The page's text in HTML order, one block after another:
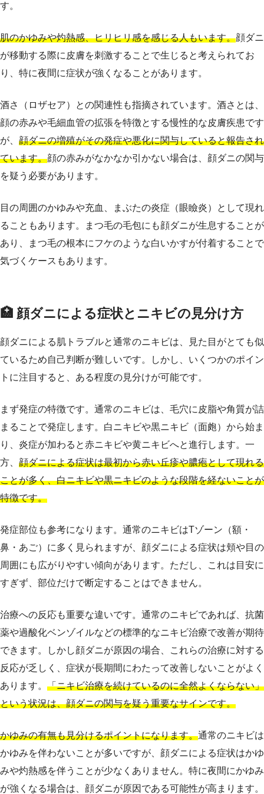
す。
肌のかゆみや灼熱感、ヒリヒリ感を感じる人もいます。顔ダニ
が移動する際に皮膚を刺激することで生じると考えられてお
り、特に夜間に症状が強くなることがあります。
酒さ（ロザセア）との関連性も指摘されています。酒さとは、
顔の赤みや毛細血管の拡張を特徴とする慢性的な皮膚疾患です
が、 顔ダニの増殖がその発症や悪化に関与していると報告され
ています。顔の赤みがなかなか引かない場合は、顔ダニの関与
を疑う必要があります。
目の周囲のかゆみや充血、まぶたの炎症（眼瞼炎）として現れ
ることもあります。まつ毛の毛包にも顔ダニが生息することが
あり、まつ毛の根本にフケのような白いかすが付着することで
気づくケースもあります。
🏥 顔ダニによる症状とニキビの見分け方
顔ダニによる肌トラブルと通常のニキビは、見た目がとても似
ているため自己判断が難しいです。しかし、いくつかのポイン
トに注目すると、ある程度の見分けが可能です。
まず発症の特徴です。通常のニキビは、毛穴に皮脂や角質が詰
まることで発症します。白ニキビや黒ニキビ（面皰）から始ま
り、炎症が加わると赤ニキビや黄ニキビへと進行します。一
方、 顔ダニによる症状は最初から赤い丘疹や膿疱として現れる
ことが多く、白ニキビや黒ニキビのような段階を経ないことが
特徴です。
発症部位も参考になります。通常のニキビはTゾーン（額・
鼻・あご）に多く見られますが、顔ダニによる症状は頬や目の
周囲にも広がりやすい傾向があります。ただし、これは目安に
すぎず、部位だけで断定することはできません。
治療への反応も重要な違いです。通常のニキビであれば、抗菌
薬や過酸化ベンゾイルなどの標準的なニキビ治療で改善が期待
できます。しかし顔ダニが原因の場合、これらの治療に対する
反応が乏しく、症状が長期間にわたって改善しないことがよく
あります。 「ニキビ治療を続けているのに全然よくならない」
という状況は、顔ダニの関与を疑う重要なサインです。
かゆみの有無も見分けるポイントになります。通常のニキビは
かゆみを伴わないことが多いですが、顔ダニによる症状はかゆ
みや灼熱感を伴うことが少なくありません。特に夜間にかゆみ
が強くなる場合は、顔ダニが原因である可能性が高まります。